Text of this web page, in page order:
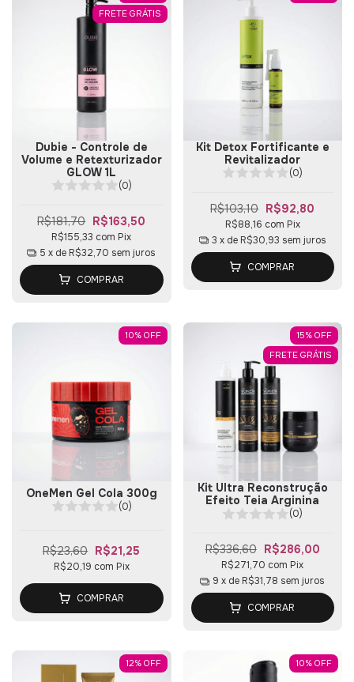
FRETE GRÁTIS
Dubie - Controle de
Volume e Retexturizador
GLOW 1L
(0)
R$181,70 R$163,50
R$155,33 com Pix
5 x de R$32,70 sem juros
COMPRAR
Kit Detox Fortificante e
Revitalizador
(0)
R$103,10 R$92,80
R$88,16 com Pix
3 x de R$30,93 sem juros
COMPRAR
10% OFF
OneMen Gel Cola 300g
(0)
R$23,60 R$21,25
R$20,19 com Pix
COMPRAR
15% OFF
FRETE GRÁTIS
Kit Ultra Reconstrução
Efeito Teia Arginina
(0)
R$336,60 R$286,00
R$271,70 com Pix
9 x de R$31,78 sem juros
COMPRAR
12% OFF 10% OFF